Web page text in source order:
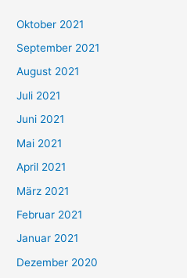
n
n
a
c
h
:
Oktober 2021
September 2021
August 2021
Juli 2021
Juni 2021
Mai 2021
April 2021
März 2021
Februar 2021
Januar 2021
Dezember 2020